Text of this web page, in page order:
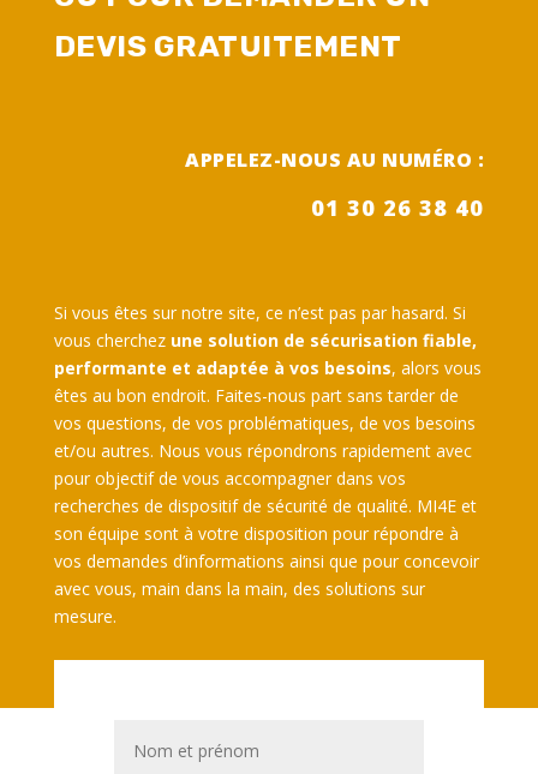
DEVIS GRATUITEMENT
APPELEZ-NOUS AU NUMÉRO :
01 30 26 38 40
Si vous êtes sur notre site, ce n’est pas par hasard. Si
vous cherchez une solution de sécurisation fiable,
performante et adaptée à vos besoins, alors vous
êtes au bon endroit. Faites-nous part sans tarder de
vos questions, de vos problématiques, de vos besoins
et/ou autres. Nous vous répondrons rapidement avec
pour objectif de vous accompagner dans vos
recherches de dispositif de sécurité de qualité. MI4E et
son équipe sont à votre disposition pour répondre à
vos demandes d’informations ainsi que pour concevoir
avec vous, main dans la main, des solutions sur
mesure.